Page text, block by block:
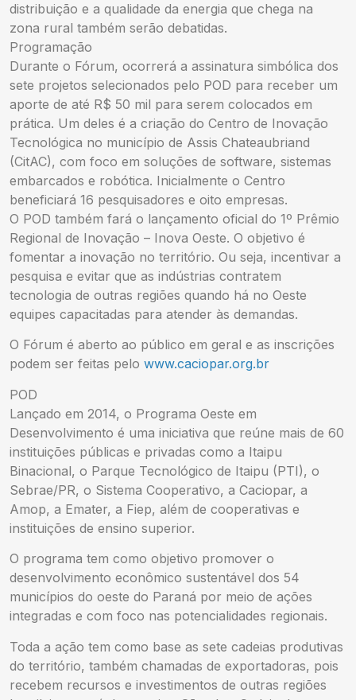
distribuição e a qualidade da energia que chega na
zona rural também serão debatidas.
Programação
Durante o Fórum, ocorrerá a assinatura simbólica dos
sete projetos selecionados pelo POD para receber um
aporte de até R$ 50 mil para serem colocados em
prática. Um deles é a criação do Centro de Inovação
Tecnológica no município de Assis Chateaubriand
(CitAC), com foco em soluções de software, sistemas
embarcados e robótica. Inicialmente o Centro
beneficiará 16 pesquisadores e oito empresas.
O POD também fará o lançamento oficial do 1º Prêmio
Regional de Inovação – Inova Oeste. O objetivo é
fomentar a inovação no território. Ou seja, incentivar a
pesquisa e evitar que as indústrias contratem
tecnologia de outras regiões quando há no Oeste
equipes capacitadas para atender às demandas.
O Fórum é aberto ao público em geral e as inscrições
podem ser feitas pelo www.caciopar.org.br
POD
Lançado em 2014, o Programa Oeste em
Desenvolvimento é uma iniciativa que reúne mais de 60
instituições públicas e privadas como a Itaipu
Binacional, o Parque Tecnológico de Itaipu (PTI), o
Sebrae/PR, o Sistema Cooperativo, a Caciopar, a
Amop, a Emater, a Fiep, além de cooperativas e
instituições de ensino superior.
O programa tem como objetivo promover o
desenvolvimento econômico sustentável dos 54
municípios do oeste do Paraná por meio de ações
integradas e com foco nas potencialidades regionais.
Toda a ação tem como base as sete cadeias produtivas
do território, também chamadas de exportadoras, pois
recebem recursos e investimentos de outras regiões